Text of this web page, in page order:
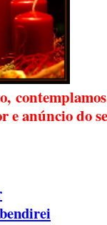
e anúncio do